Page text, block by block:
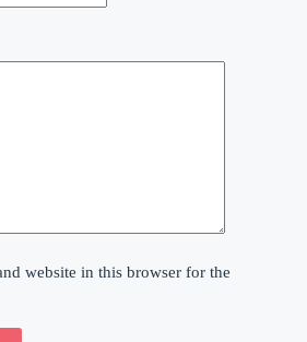
website in this browser for the